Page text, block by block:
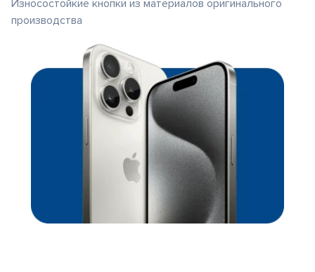
Износостойкие кнопки из материалов оригинального
производства